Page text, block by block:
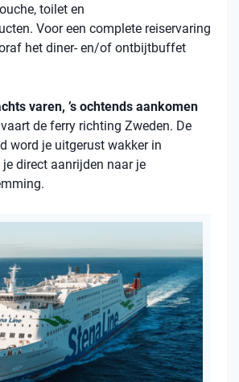
toilet en
Voor een complete reiservaring
het diner- en/of ontbijtbuffet
varen, ’s ochtends aankomen
de ferry richting Zweden. De
word je uitgerust wakker in
direct aanrijden naar je